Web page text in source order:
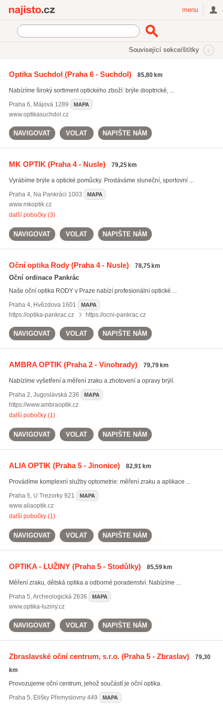
menu
Související sekce/štítky
dioptrické brýle(1038)
aplikace kontaktních čoček(279)
Optika Suchdol(Praha 6 - Suchdol) 85,80 km
Nabízíme široký sortiment optického zboží: brýle dioptrické, ...
Praha 6, Májová 1289 MAPA
www.optikasuchdol.cz
NAVIGOVAT VOLAT NAPIŠTE NÁM
MK OPTIK (Praha 4 - Nusle) 79,25 km
Vyrábíme brýle a optické pomůcky. Prodáváme sluneční, sportovní ...
Praha 4, Na Pankráci 1003 MAPA
www.mkoptik.cz
další pobočky (3)
NAVIGOVAT VOLAT NAPIŠTE NÁM
Oční optika Rody(Praha 4 - Nusle) 78,75 km
Oční ordinace Pankrác
Naše oční optika RODY v Praze nabízí profesionální optické ...
Praha 4, Hvězdova 1601 MAPA
https://optika-pankrac.cz https://ocni-pankrac.cz
NAVIGOVAT VOLAT NAPIŠTE NÁM
AMBRA OPTIK (Praha 2 - Vinohrady) 79,79 km
Nabízíme vyšetření a měření zraku a zhotovení a opravy brýlí.
Praha 2, Jugoslávská 236 MAPA
https://www.ambraoptik.cz
další pobočky (1)
NAVIGOVAT VOLAT NAPIŠTE NÁM
ALIA OPTIK (Praha 5 - Jinonice) 82,91 km
Provádíme komplexní služby optometrie: měření zraku a aplikace ...
Praha 5, U Trezorky 921 MAPA
www.aliaoptik.cz
další pobočky (1)
NAVIGOVAT VOLAT NAPIŠTE NÁM
OPTIKA - LUŽINY(Praha 5 - Stodůlky) 85,59 km
Měření zraku, dětská optika a odborné poradenství. Nabízíme ...
Praha 5,Archeologická 2636 MAPA
www.optika-luziny.cz
NAVIGOVAT VOLAT NAPIŠTE NÁM
Zbraslavské oční centrum, s.r.o.(Praha 5 - Zbraslav)
79,30
km
Provozujeme oční centrum, jehož součástí je oční optika.
Praha 5, Elišky Přemyslovny 449 MAPA